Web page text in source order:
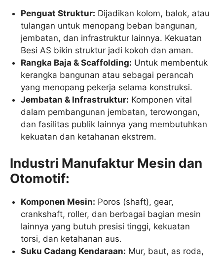
Penguat Struktur: Dijadikan kolom, balok, atau
tulangan untuk menopang beban bangunan,
jembatan, dan infrastruktur lainnya. Kekuatan
Besi AS bikin struktur jadi kokoh dan aman.
Rangka Baja & Scaffolding: Untuk membentuk
kerangka bangunan atau sebagai perancah
yang menopang pekerja selama konstruksi.
Jembatan & Infrastruktur: Komponen vital
dalam pembangunan jembatan, terowongan,
dan fasilitas publik lainnya yang membutuhkan
kekuatan dan ketahanan ekstrem.
Industri Manufaktur Mesin dan
Otomotif:
Komponen Mesin: Poros (shaft), gear,
crankshaft, roller, dan berbagai bagian mesin
lainnya yang butuh presisi tinggi, kekuatan
torsi, dan ketahanan aus.
Suku Cadang Kendaraan: Mur, baut, as roda,